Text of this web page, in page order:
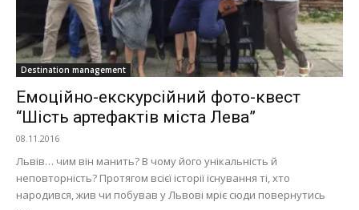
Destination management
Емоційно-екскурсійний фото-квест
“Шість артефактів міста Лева”
08.11.2016
Львів… чим він манить? В чому його унікальність й
неповторність? Протягом всієї історії існування ті, хто
народився, жив чи побував у Львові мріє сюди повернутись